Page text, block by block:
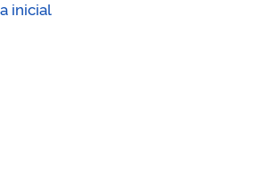
inicial